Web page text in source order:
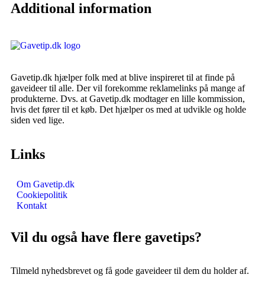
Additional information
Gavetip.dk hjælper folk med at blive inspireret til at finde på
gaveideer til alle. Der vil forekomme reklamelinks på mange af
produkterne. Dvs. at Gavetip.dk modtager en lille kommission,
hvis det fører til et køb. Det hjælper os med at udvikle og holde
siden ved lige.
Links
Om Gavetip.dk
Cookiepolitik
Kontakt
Vil du også have flere gavetips?
Tilmeld nyhedsbrevet og få gode gaveideer til dem du holder af.